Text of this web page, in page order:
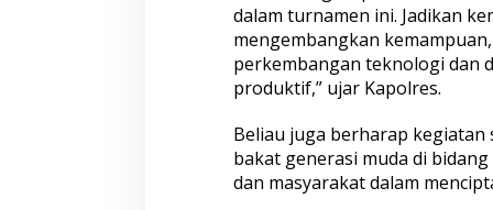
i
l
e
L
e
n
d
dalam turnamen ini. Jadikan
mengembangkan
perkembangan teknologi dan
produktif,” ujar Kapolres.
Beliau juga berharap
bakat generasi muda di
dan masyarakat dalam